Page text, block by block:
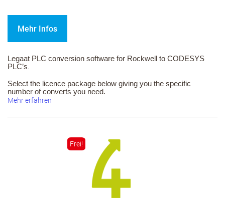
Mehr Infos
Legaat PLC conversion software for Rockwell to CODESYS
PLC’s
Select the licence package below giving you the specific
number of converts you need.
Mehr erfahren
Frei!